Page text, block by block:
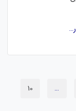
…
10